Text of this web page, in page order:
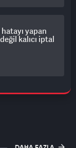
yapan
kalıcı iptal